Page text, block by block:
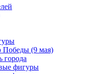
Победы (9 мая)
города
фигуры